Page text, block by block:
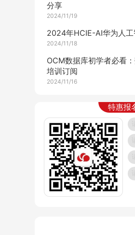
分享
2024/11/19
2024年HCIE-AI华为人
2024/11/18
OCM数据库初学者必看
培训订阅
2024/11/16
HCIP-openEuler培训报名
2024/11/16
0基础学数通培训班推荐-
2024/11/15
OCP证书需要考多长时
2024/11/15
特惠报